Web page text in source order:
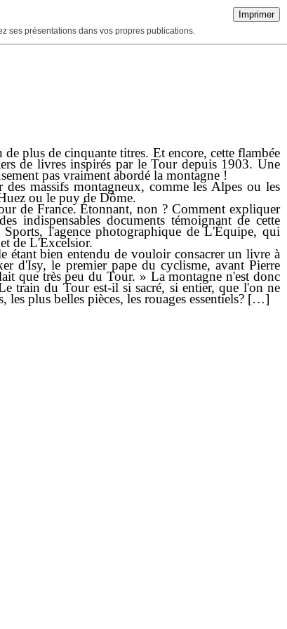
Imprimer
ses présentations dans vos propres publications.
plus de cinquante titres. Et encore, cette flambée
de livres inspirés par le Tour depuis 1903. Une
pas vraiment abordé la montagne !
massifs montagneux, comme les Alpes ou les
ou le puy de Dôme.
de France. Étonnant, non ? Comment expliquer
indispensables documents témoignant de cette
Sports, l'agence photographique de L'Équipe, qui
de L'Excelsior.
étant bien entendu de vouloir consacrer un livre à
d'Isy, le premier pape du cyclisme, avant Pierre
que très peu du Tour. » La montagne n'est donc
train du Tour est-il si sacré, si entier, que l'on ne
les plus belles pièces, les rouages essentiels? […]